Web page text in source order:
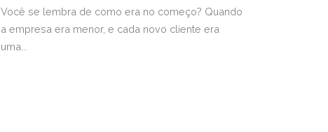
Você se lembra de como era no começo? Quando
a empresa era menor, e cada novo cliente era
uma...